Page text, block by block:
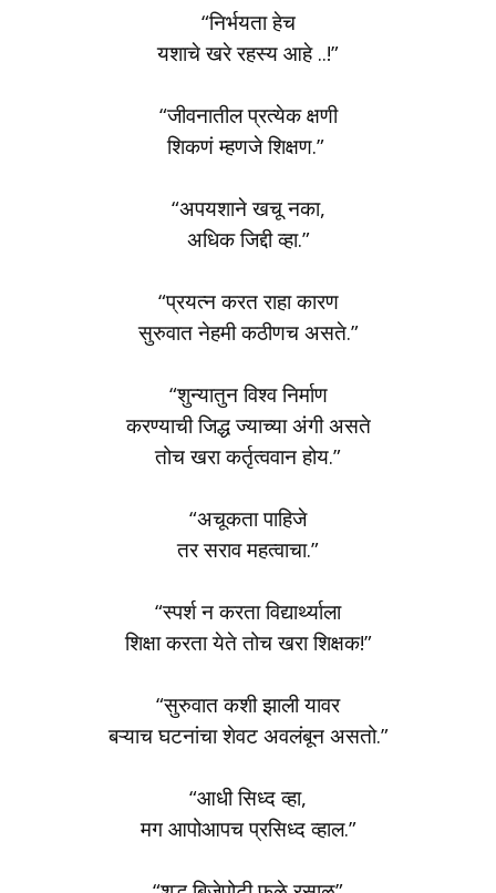
“निर्भयता हेच
यशाचे खरे रहस्य आहे ..!”
“जीवनातील प्रत्येक क्षणी
शिकणं म्हणजे शिक्षण.”
“अपयशाने खचू नका,
अधिक जिद्दी व्हा.”
“प्रयत्न करत राहा कारण
सुरुवात नेहमी कठीणच असते.”
“शुन्यातुन विश्व निर्माण
करण्याची जिद्ध ज्याच्या अंगी असते
तोच खरा कर्तृत्ववान होय.”
“अचूकता पाहिजे
तर सराव महत्वाचा.”
“स्पर्श न करता विद्यार्थ्याला
शिक्षा करता येते तोच खरा शिक्षक!”
“सुरुवात कशी झाली यावर
बऱ्याच घटनांचा शेवट अवलंबून असतो.”
“आधी सिध्द व्हा,
मग आपोआपच प्रसिध्द व्हाल.”